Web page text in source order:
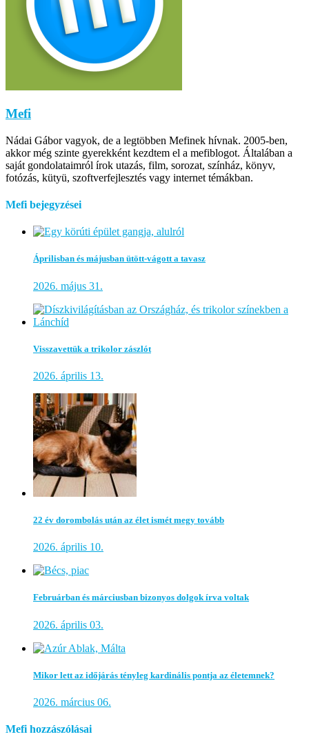
Mefi
Nádai Gábor vagyok, de a legtöbben Mefinek hívnak. 2005-ben,
akkor még szinte gyerekként kezdtem el a mefiblogot. Általában a
saját gondolataimról írok utazás, film, sorozat, színház, könyv,
fotózás, kütyü, szoftverfejlesztés vagy internet témákban.
Mefi bejegyzései
Áprilisban és májusban ütött-vágott a tavasz
2026. május 31.
Visszavettük a trikolor zászlót
2026. április 13.
22 év dorombolás után az élet ismét megy tovább
2026. április 10.
Februárban és márciusban bizonyos dolgok írva voltak
2026. április 03.
Mikor lett az időjárás tényleg kardinális pontja az életemnek?
2026. március 06.
Mefi hozzászólásai